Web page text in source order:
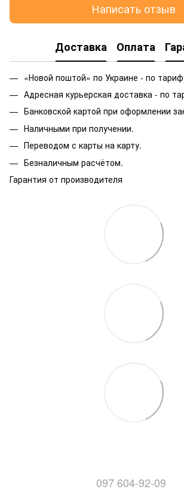
Написать отзыв
Доставка Оплата
«Новой поштой» по Украине - по
Адресная курьерская доставка - по
Банковской картой при оформлении
Наличными при получении.
Переводом с карты на карту.
Безналичным расчётом.
Гарантия от производителя
097 604-92-09